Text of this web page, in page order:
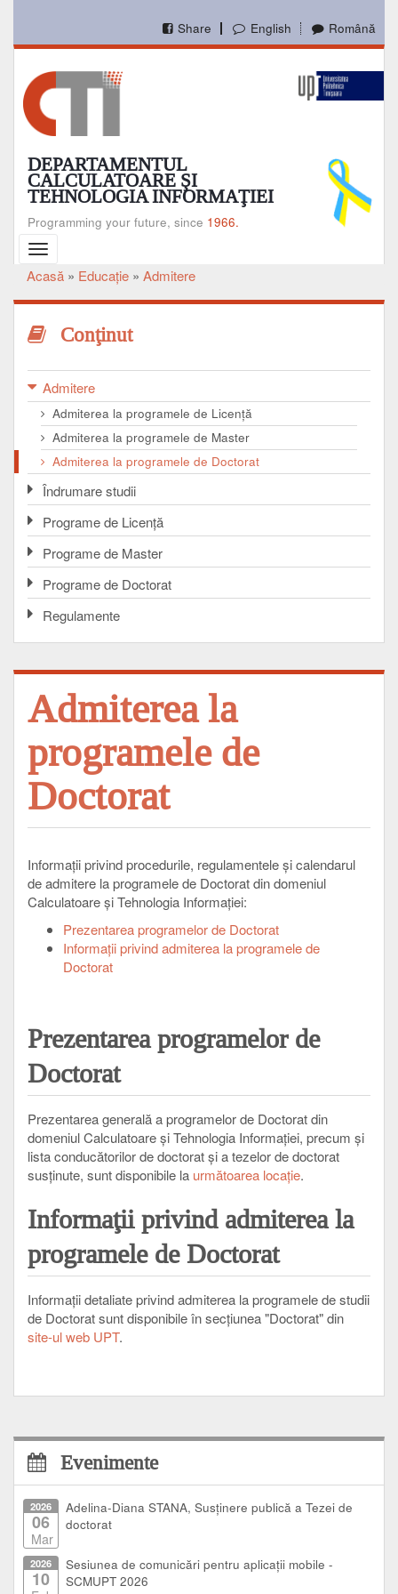
conţinutul
English Română
Share
DEPARTAMENTUL
CALCULATOARE ŞI
TEHNOLOGIA INFORMAŢIEI
Programming your future, since 1966.
Toggle
navigation
Breadcrumb
Acasă Educaţie Admitere
Conţinut
Admitere
Admiterea la programele de Licenţă
Admiterea la programele de Master
Admiterea la programele de Doctorat
Îndrumare studii
Programe de Licenţă
Programe de Master
Programe de Doctorat
Regulamente
Admiterea la
programele de
Doctorat
Informaţii privind procedurile, regulamentele şi calendarul
de admitere la programele de Doctorat din domeniul
Calculatoare şi Tehnologia Informaţiei:
Prezentarea programelor de Doctorat
Informaţii privind admiterea la programele de
Doctorat
Prezentareaprogramelor de
Doctorat
Prezentarea generală a programelor de Doctorat din
domeniul Calculatoare şi Tehnologia Informaţiei, precum şi
lista conducătorilor de doctorat şi a tezelor de doctorat
susţinute, sunt disponibile la următoarea locaţie.
Informaţiiprivind admiterea la
programele de Doctorat
Informaţii detaliate privind admiterea la programele de studii
de Doctorat sunt disponibile în secţiunea "Doctorat" din
site-ul web UPT.
Evenimente
2026
06
Mar
Adelina-Diana STANA, Susținere publică a Tezei de
doctorat
2026
10
Sesiunea de comunicări pentru aplicații mobile -
SCMUPT 2026